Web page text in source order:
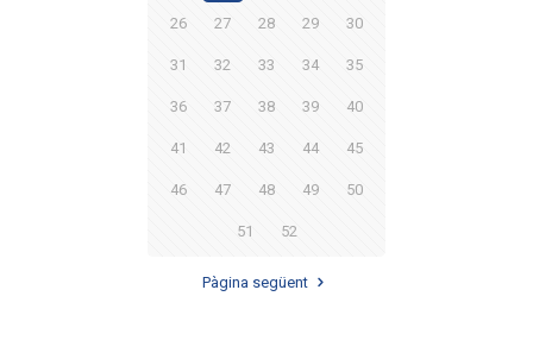
26 27 28 29 30
31 32 33 34 35
36 37 38 39 40
41 42 43 44 45
46 47 48 49 50
51 52
Pàgina següent